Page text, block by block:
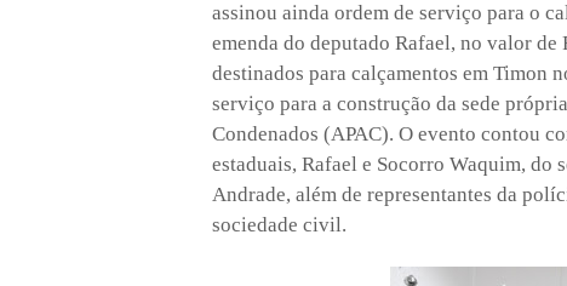
assinou ainda ordem de serviço para o
emenda do deputado Rafael, no valor
destinados para calçamentos em Timon
serviço para a construção da sede
Condenados (APAC). O evento contou
estaduais, Rafael e Socorro Waquim,
Andrade, além de representantes da
sociedade civil.